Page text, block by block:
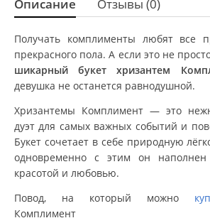
Описание Отзывы (0)
Получать комплименты любят все
прекрасного пола. А если это не
шикарный букет хризантем
девушка не останется равнодушной.
Хризантемы Комплимент — это
дуэт для самых важных событий и
Букет сочетает в себе природную
одновременно с этим он наполнен
красотой и любовью.
Повод, на который можно
Комплимент